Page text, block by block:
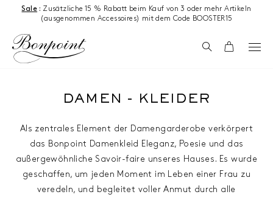
Zum Inhalt springen
Sale : Zusätzliche 15 % Rabatt beim Kauf von 3 oder mehr Artikeln
(ausgenommen Accessoires) mit dem Code BOOSTER15
SuchenWagen
DAMEN - KLEIDER
Als zentrales Element der Damengarderobe verkörpert
das Bonpoint Damenkleid Eleganz, Poesie und das
außergewöhnliche Savoir-faire unseres Hauses. Es wurde
geschaffen, um jeden Moment im Leben einer Frau zu
veredeln, und begleitet voller Anmut durch alle